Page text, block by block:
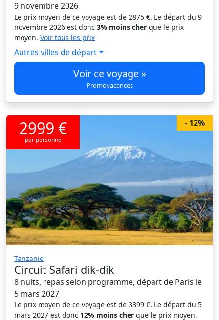
9 novembre 2026
Le prix moyen de ce voyage est de 2875 €. Le départ du 9
novembre 2026 est donc 3% moins cher que le prix
moyen. Voir tous les prix
Autres villes de départ
Voir ce voyage »
Promovacances
- 12%
2999 €
par personne
Tanzanie
Circuit Safari dik-dik
8 nuits, repas selon programme, départ de Paris le
5 mars 2027
Le prix moyen de ce voyage est de 3399 €. Le départ du 5
mars 2027 est donc 12% moins cher que le prix moyen.